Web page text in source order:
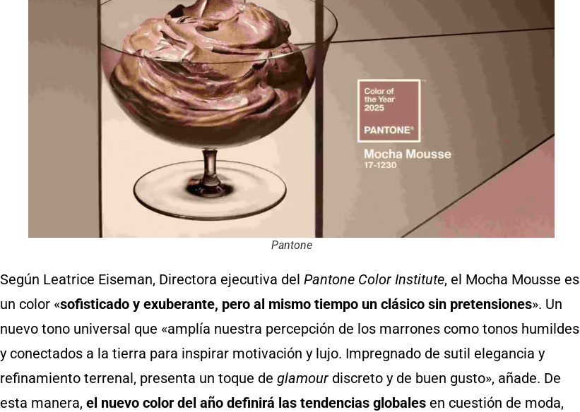
Pantone
Según Leatrice Eiseman, Directora ejecutiva del Pantone Color Institute, el Mocha Mousse es
un color «sofisticado y exuberante, pero al mismo tiempo un clásico sin pretensiones». Un
nuevo tono universal que «amplía nuestra percepción de los marrones como tonos humildes
y conectados a la tierra para inspirar motivación y lujo. Impregnado de sutil elegancia y
refinamiento terrenal, presenta un toque de glamour discreto y de buen gusto», añade. De
esta manera, el nuevo color del año definirá las tendencias globales en cuestión de moda,